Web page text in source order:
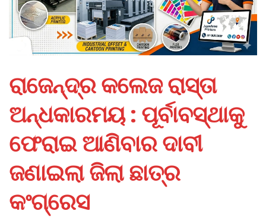
ରାଜେନ୍ଦ୍ର କଲେଜ ରାସ୍ତା
ଅନ୍ଧକାରମୟ : ପୂର୍ବାବସ୍ଥାକୁ
ଫେରାଇ ଆଣିବାର ଦାବୀ
ଜଣାଇଲା ଜିଲା ଛାତ୍ର
କଂଗ୍ରେସ